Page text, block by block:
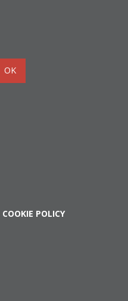
COOKIE POLICY